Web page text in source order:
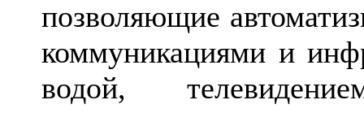
позволяющие
коммуникациями и
водой,